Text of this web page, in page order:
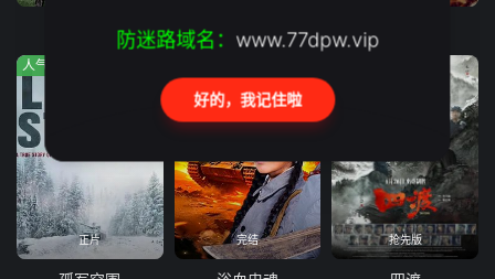
浴血困牛山 双枪红娘子
正片
人气:794
完结 抢先版
防迷路域名： www.77dpw.vip
好的，我记住啦